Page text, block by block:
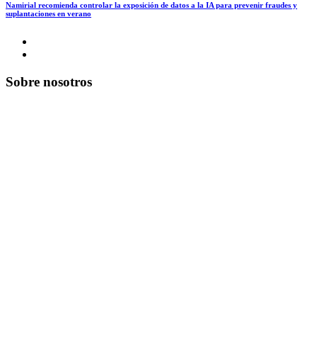
Namirial recomienda controlar la exposición de datos a la IA para prevenir fraudes y
suplantaciones en verano
Sobre nosotros